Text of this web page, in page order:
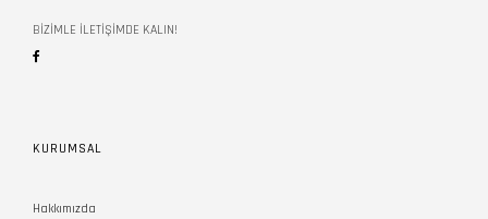
BİZİMLE İLETİŞİMDE KALIN!
KURUMSAL
Hakkımızda